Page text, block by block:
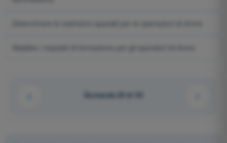
Domanda 26 di 55